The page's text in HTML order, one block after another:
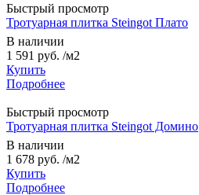
Быстрый просмотр
Тротуарная плитка Steingot Плато
В наличии
1 591 руб. /м2
Купить
Подробнее
Быстрый просмотр
Тротуарная плитка Steingot Домино
В наличии
1 678 руб. /м2
Купить
Подробнее